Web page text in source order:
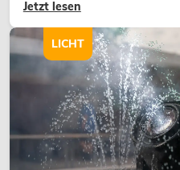
Gestaltungsmittel: Es schafft
Charakter und kann
wirken lassen.
Jetzt lesen
LICHT